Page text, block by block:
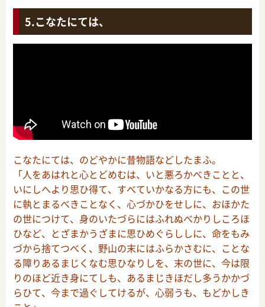
こなたにては、
こなたにては、のどやかに昔物語などしたまふ。
「人をあはれと心とどめむは、いと悪ろかべきことと、
いにしへより思ひ得て、すべていかなる方にも、この世
に執とまるべきことなく、心づかひをせしに、おほかた
の世につけて、身のいたづらにはふれぬべかりしころほ
ひなど、とざまかうざまに思ひめぐらししに、命をもみ
づから捨てつべく、野山の末にはふらかさむに、ことな
る障りあるまじくなむ思ひなりしを、末の世に、今は限
りのほど近き身にてしも、あるまじきほだし多うかかづ
らひて、今まで過ぐしてけるが、心弱うも、もどかしき